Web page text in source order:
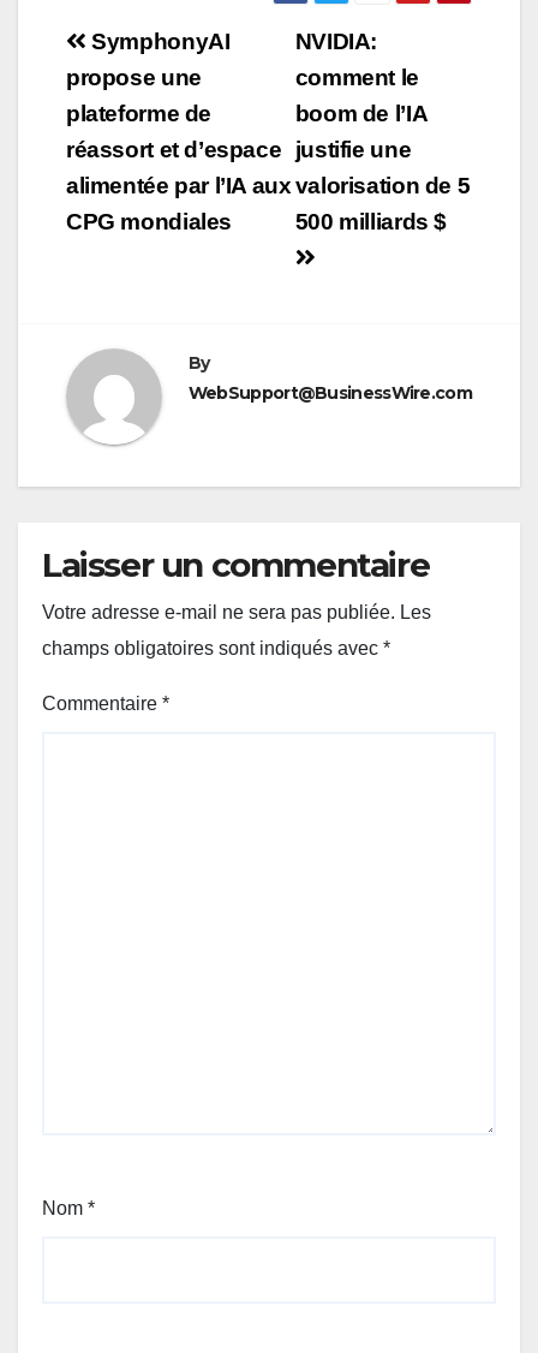
Navigation
de
l’article
NVIDIA:
comment le
boom de l’IA
justifie une
valorisation de 5
500 milliards $
SymphonyAI
propose une
plateforme de
réassort et d’espace
alimentée par l’IA aux
CPG mondiales
By
WebSupport@BusinessWire.com
Laisser un commentaire
Votre adresse e-mail ne sera pas publiée. Les
champs obligatoires sont indiqués avec *
Commentaire *
Nom *